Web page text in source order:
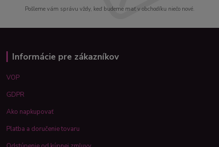
Pošleme vám správu vždy, keď budeme mať v obchodíku niečo nové.
Informácie pre zákazníkov
VOP
GDPR
Ako napkupovať
Platba a doručenie tovaru